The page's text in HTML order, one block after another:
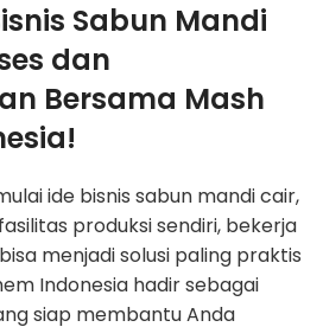
Sabun Mandi
dan
Bersama Mash
ide bisnis sabun mandi cair,
produksi sendiri, bekerja
menjadi solusi paling praktis
Indonesia hadir sebagai
siap membantu Anda